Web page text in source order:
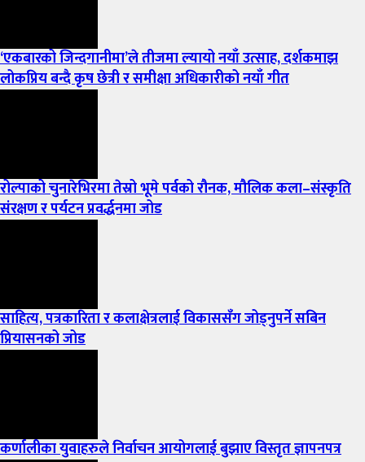
‘एकबारको जिन्दगानीमा’ले तीजमा ल्यायो नयाँ उत्साह, दर्शकमाझ
लोकप्रिय बन्दै कृष छेत्री र समीक्षा अधिकारीको नयाँ गीत
रोल्पाको चुनारेभिरमा तेस्रो भूमे पर्वको रौनक, मौलिक कला–संस्कृति
संरक्षण र पर्यटन प्रवर्द्धनमा जोड
साहित्य, पत्रकारिता र कलाक्षेत्रलाई विकाससँग जोड्नुपर्ने सबिन
प्रियासनको जोड
कर्णालीका युवाहरुले निर्वाचन आयोगलाई बुझाए विस्तृत ज्ञापनपत्र